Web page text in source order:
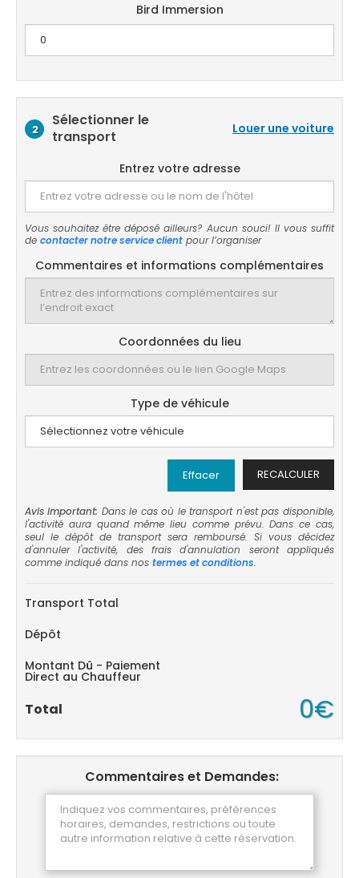
Bird Immersion
2
Sélectionner le
transport
Louer une voiture
Entrez votre adresse
Vous souhaitez être déposé ailleurs? Aucun souci! Il vous suffit
de contacter notre service client pour l’organiser
Commentaires et informations complémentaires
Coordonnées du lieu
Type de véhicule
RECALCULER
Effacer
Avis important: Dans le cas où le transport n'est pas disponible,
l'activité aura quand même lieu comme prévu. Dans ce cas,
seul le dépôt de transport sera remboursé. Si vous décidez
d'annuler l'activité, des frais d'annulation seront appliqués
comme indiqué dans nos termes et conditions.
Transport Total
Dépôt
Montant Dû - Paiement
Direct au Chauffeur
Total 0€
Commentaires et Demandes: